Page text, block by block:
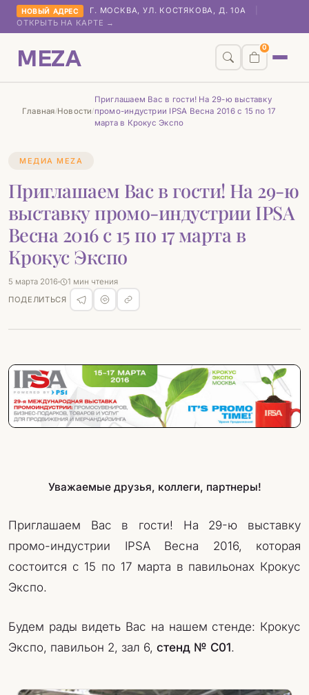
НОВЫЙ АДРЕС Г. МОСКВА, УЛ. КОСТЯКОВА, Д. 10А
ОТКРЫТЬ НА КАРТЕ →
MEZA 0
Главная/Новости/
Приглашаем Вас в гости! На 29-ю выставку
промо-индустрии IPSA Весна 2016 с 15 по 17
марта в Крокус Экспо
МЕДИА MEZA
Приглашаем Вас в гости! На 29-ю
выставку промо-индустрии IPSA
Весна 2016 с 15 по 17 марта в
Крокус Экспо
5 марта 2016
1 мин чтения
ПОДЕЛИТЬСЯ
Уважаемые друзья, коллеги, партнеры!
Приглашаем Вас в гости! На 29-ю выставку
промо-индустрии IPSA Весна 2016, которая
состоится с 15 по 17 марта в павильонах Крокус
Экспо.
Будем рады видеть Вас на нашем стенде: Крокус
Экспо, павильон 2, зал 6, стенд № C01.